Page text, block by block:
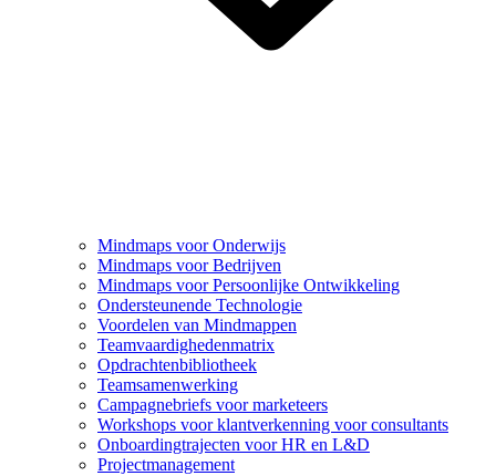
Mindmaps voor Onderwijs
Mindmaps voor Bedrijven
Mindmaps voor Persoonlijke Ontwikkeling
Ondersteunende Technologie
Voordelen van Mindmappen
Teamvaardighedenmatrix
Opdrachtenbibliotheek
Teamsamenwerking
Campagnebriefs voor marketeers
Workshops voor klantverkenning voor consultants
Onboardingtrajecten voor HR en L&D
Projectmanagement